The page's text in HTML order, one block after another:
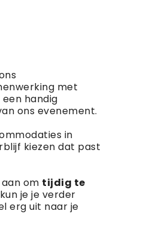
met
handig
ons evenement.
in
kiezen dat past
om tijdig te
je je verder
erg uit naar je